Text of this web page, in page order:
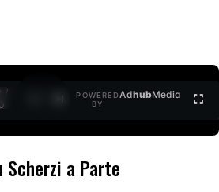
/
POWERED
BY
AdhubMedia
a Parte